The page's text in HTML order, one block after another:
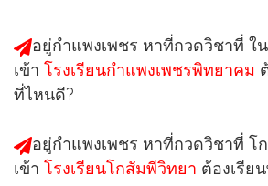
อยู่กำแพงเพชร หาที่กวดวิชาที่ ใ
เข้า โรงเรียนกำแพงเพชรพิทยาคม
ที่ไหนดี?
อยู่กำแพงเพชร หาที่กวดวิชาที่ โ
เข้า โรงเรียนโกสัมพีวิทยา ต้องเรีย